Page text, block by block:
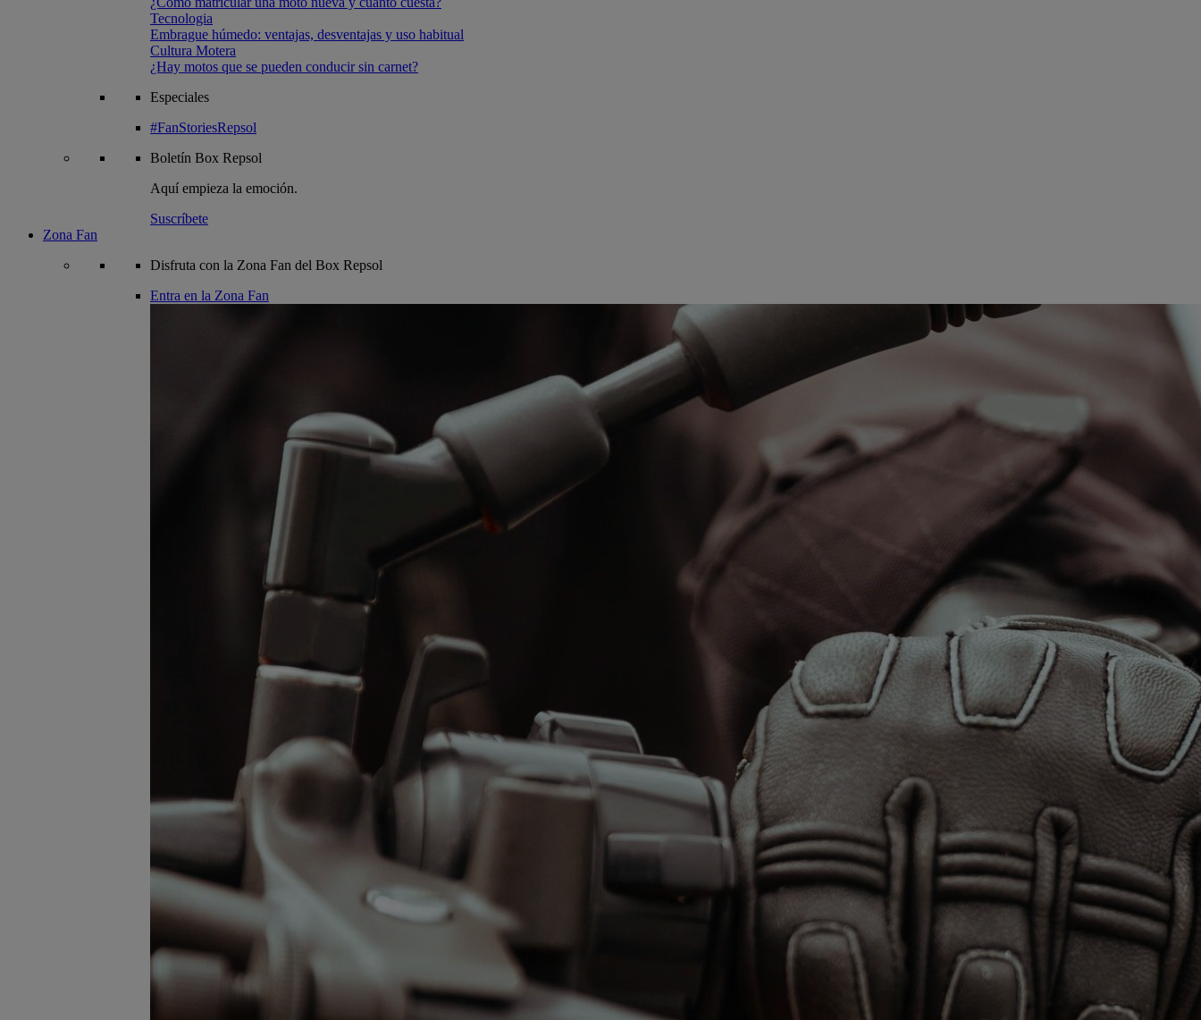
Tecnologia
Embrague húmedo: ventajas, desventajas y uso habitual
Cultura Motera
¿Hay motos que se pueden conducir sin carnet?
Especiales
#FanStoriesRepsol
Boletín Box Repsol
Aquí empieza la emoción.
Suscríbete
Zona Fan
Disfruta con la Zona Fan del Box Repsol
Entra en la Zona Fan